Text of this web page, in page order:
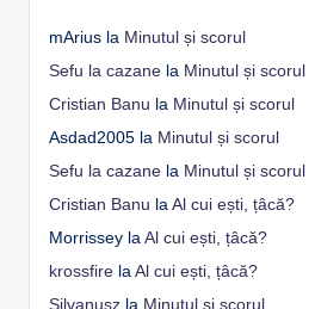
mArius la Minutul și scorul
Sefu la cazane la Minutul și scorul
Cristian Banu la Minutul și scorul
Asdad2005 la Minutul și scorul
Sefu la cazane la Minutul și scorul
Cristian Banu la Al cui ești, țâcă?
Morrissey la Al cui ești, țâcă?
krossfire la Al cui ești, țâcă?
Silvanusz la Minutul și scorul